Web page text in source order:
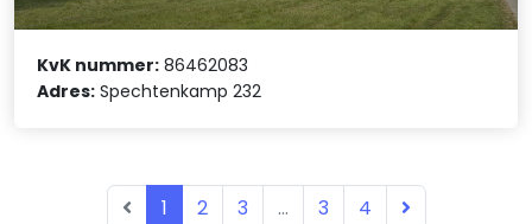
KvK nummer: 86462083
Adres: Spechtenkamp 232
1 2 3 ... 3 4